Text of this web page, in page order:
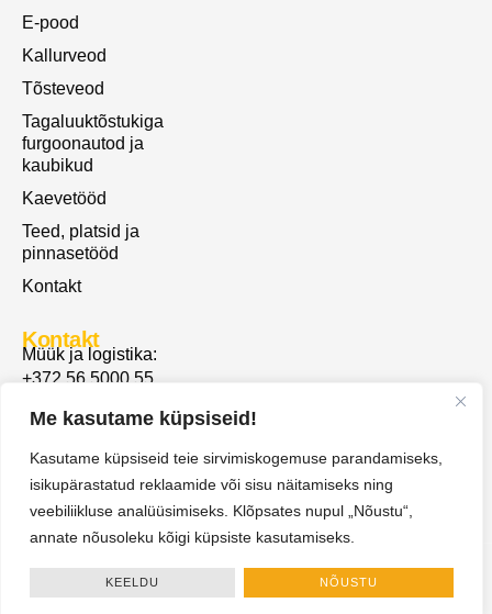
Me kasutame küpsiseid!
Kasutame küpsiseid teie sirvimiskogemuse parandamiseks,
isikupärastatud reklaamide või sisu näitamiseks ning
veebiliikluse analüüsimiseks. Klõpsates nupul „Nõustu“,
annate nõusoleku kõigi küpsiste kasutamiseks.
KEELDU NÕUSTU
E-pood
Kallurveod
Tõsteveod
Tagaluuktõstukiga
furgoonautod ja
kaubikud
Kaevetööd
Teed, platsid ja
pinnasetööd
Kontakt
Kontakt
Müük ja logistika:
+372 56 5000 55
Raamatupidamine:
info@autoveod.ee
Valtsi 3, Lagedi alevik, Rae vald, Harjumaa,
75303
© 2026 Veoteenused OÜ